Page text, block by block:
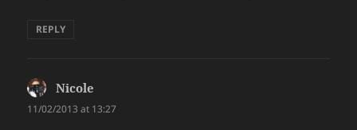
REPLY
Nicole
11/02/2013 at 13:27